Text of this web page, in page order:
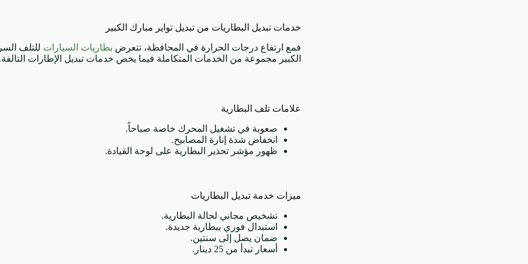
خدمات تبديل البطاريات من تبديل تواير مبارك الكبير
فمع ارتفاع درجات الحرارة في المحافظة، تتعرض بطاريات السيارات للتلف
الكبير مجموعة من الخدمات المتكاملة فيما يخص خدمات تبديل الإطارات التالفة.
علامات تلف البطارية
صعوبة في تشغيل المحرك خاصة صباحاً.
انخفاض شدة إنارة المصابيح.
ظهور مؤشر تحذير البطارية على لوحة القيادة.
ميزات خدمة تبديل البطاريات
تشخيص مجاني لحالة البطارية.
استبدال فوري ببطارية جديدة.
ضمان يصل إلى سنتين.
أسعار تبدأ من 25 دينار.